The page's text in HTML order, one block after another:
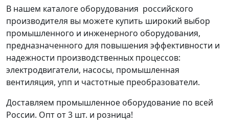
В нашем каталоге оборудования российского
производителя вы можете купить широкий выбор
промышленного и инженерного оборудования,
предназначенного для повышения эффективности и
надежности производственных процессов:
электродвигатели, насосы, промышленная
вентиляция, упп и частотные преобразователи.
Доставляем промышленное оборудование по всей
России. Опт от 3 шт. и розница!